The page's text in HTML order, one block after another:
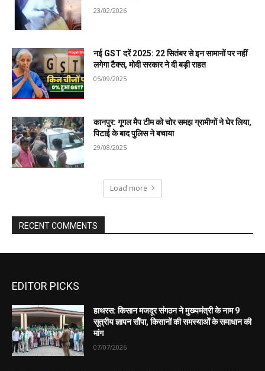
EDITOR PICKS
हाथरस: किसान मजदूर संगठन ने मुख्यमंत्री के नाम 9
सूत्रीय ज्ञापन सौंपा, किसानों की समस्याओं के समाधान की
मांग
07/07/2026